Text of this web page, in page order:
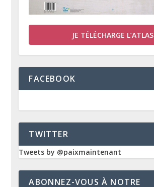
JE TÉLÉCHARGE L’ATLAS
FACEBOOK
TWITTER
Tweets by @paixmaintenant
ABONNEZ-VOUS À NOTRE